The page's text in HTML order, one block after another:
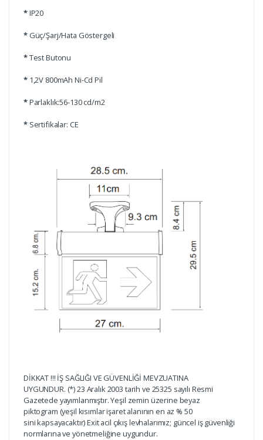
*IP20
*Güç/Şarj/Hata Göstergeli
*Test Butonu
*1,2V 800mAh Ni-Cd Pil
*Parlaklık:56-130 cd/m2
*Sertifikalar: CE
DİKKAT !!! İŞ SAĞLIĞI VE GÜVENLİĞİ MEVZUATINA
UYGUNDUR. (*) 23 Aralık 2003 tarih ve 25325 sayılı Resmi
Gazetede yayımlanmıştır. Yeşil zemin üzerine beyaz
piktogram (yeşil kısımlar işaret alanının en az % 50
sini kapsayacaktır) Exit acil çıkış levhalarımız; güncel iş güvenliği
normlarına ve yönetmeliğine uygundur.